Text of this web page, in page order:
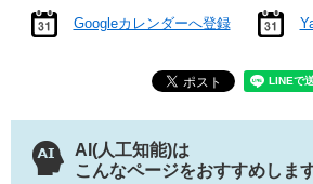
Googleカレンダーへ登録
AI(人工知能)は
こんなページをおすすめしま